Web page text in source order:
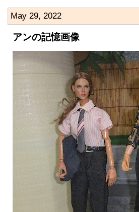
May 29, 2022
アンの記憶画像